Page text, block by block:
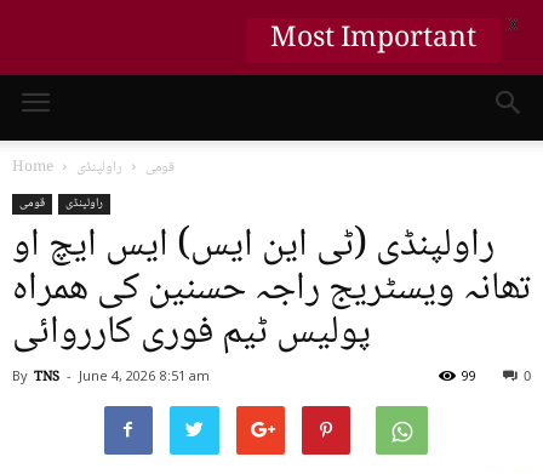
Home قومی راولپنڈی
قومی راولپنڈی
راولپنڈی (ٹی این ایس) ایس ایچ او
تھانہ ویسٹریج راجہ حسنین کی ھمراہ
پولیس ٹیم فوری کارروائی
By TNS - June 4, 2026 8:51 am 0
99
Most Important X